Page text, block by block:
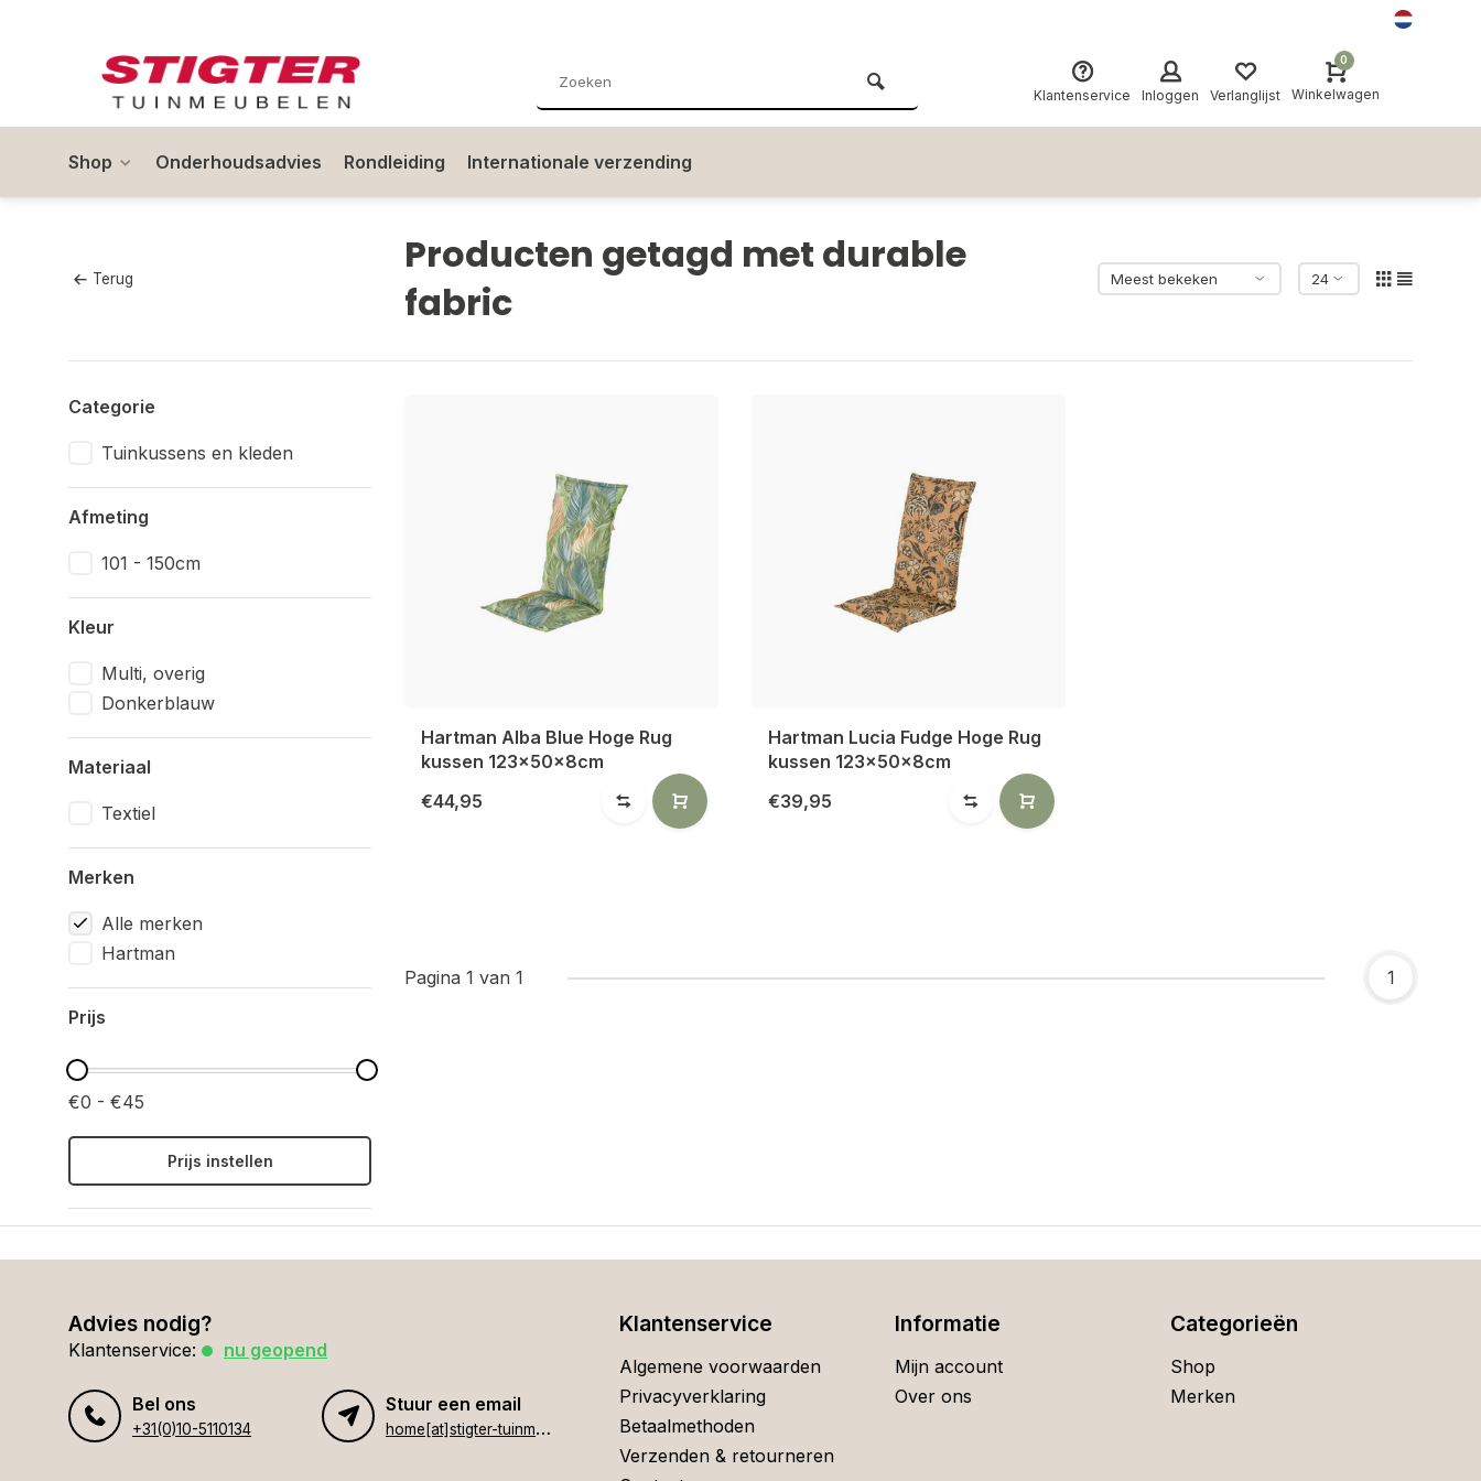
Klantenservice Inloggen Verlanglijst
0
Winkelwagen
Shop Onderhoudsadvies Rondleiding Internationale verzending
Terug
Producten getagd met durable
fabric
Categorie
Tuinkussens en kleden
Afmeting
101 - 150cm
Kleur
Multi, overig
Donkerblauw
Materiaal
Textiel
Merken
Alle merken
Hartman
Prijs
€0 - €45
Prijs instellen
Hartman Alba Blue Hoge Rug
kussen 123x50x8cm
€44,95
Hartman Lucia Fudge Hoge Rug
kussen 123x50x8cm
€39,95
Pagina 1 van 1 1
Advies nodig?
Klantenservice: nu geopend
Bel ons
+31(0)10-5110134
Stuur een email
h
ome[at]stigter-tuinmeubelen.nl
Klantenservice
Algemene voorwaarden
Privacyverklaring
Betaalmethoden
Verzenden & retourneren
Informatie
Mijn account
Over ons
Categorieën
Shop
Merken